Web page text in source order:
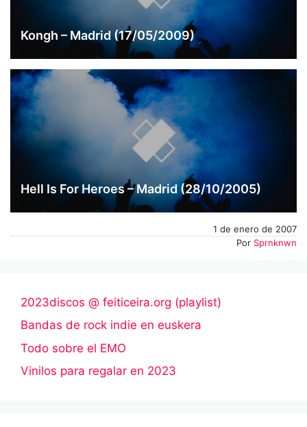
Kongh – Madrid (17/05/2009)
Hell Is For Heroes – Madrid (28/10/2005)
1 de enero de 2007
Por Sprnknwn
2023discos @ feiticeira.org (playlist)
Bandas de rock indie en euskera
Todo sobre el EMO
Vinilos para regalar en 2023